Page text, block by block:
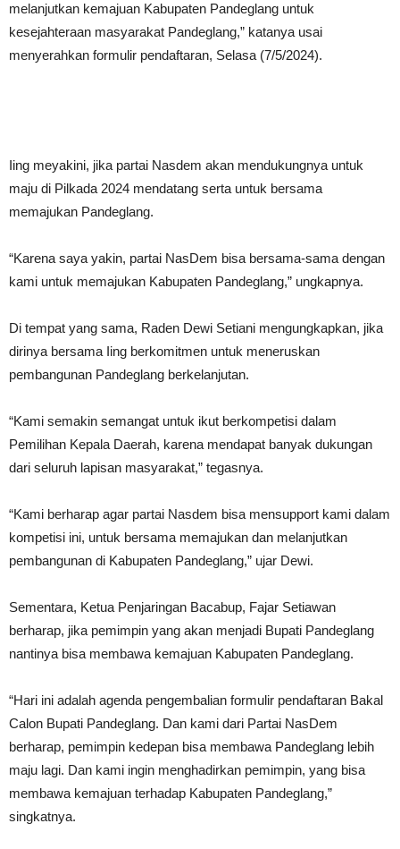
melanjutkan kemajuan Kabupaten Pandeglang untuk
kesejahteraan masyarakat Pandeglang,” katanya usai
menyerahkan formulir pendaftaran, Selasa (7/5/2024).
Iing meyakini, jika partai Nasdem akan mendukungnya untuk
maju di Pilkada 2024 mendatang serta untuk bersama
memajukan Pandeglang.
“Karena saya yakin, partai NasDem bisa bersama-sama dengan
kami untuk memajukan Kabupaten Pandeglang,” ungkapnya.
Di tempat yang sama, Raden Dewi Setiani mengungkapkan, jika
dirinya bersama Iing berkomitmen untuk meneruskan
pembangunan Pandeglang berkelanjutan.
“Kami semakin semangat untuk ikut berkompetisi dalam
Pemilihan Kepala Daerah, karena mendapat banyak dukungan
dari seluruh lapisan masyarakat,” tegasnya.
“Kami berharap agar partai Nasdem bisa mensupport kami dalam
kompetisi ini, untuk bersama memajukan dan melanjutkan
pembangunan di Kabupaten Pandeglang,” ujar Dewi.
Sementara, Ketua Penjaringan Bacabup, Fajar Setiawan
berharap, jika pemimpin yang akan menjadi Bupati Pandeglang
nantinya bisa membawa kemajuan Kabupaten Pandeglang.
“Hari ini adalah agenda pengembalian formulir pendaftaran Bakal
Calon Bupati Pandeglang. Dan kami dari Partai NasDem
berharap, pemimpin kedepan bisa membawa Pandeglang lebih
maju lagi. Dan kami ingin menghadirkan pemimpin, yang bisa
membawa kemajuan terhadap Kabupaten Pandeglang,”
singkatnya.